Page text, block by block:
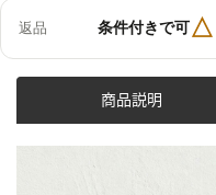
返品 条件付きで可△
商品説明